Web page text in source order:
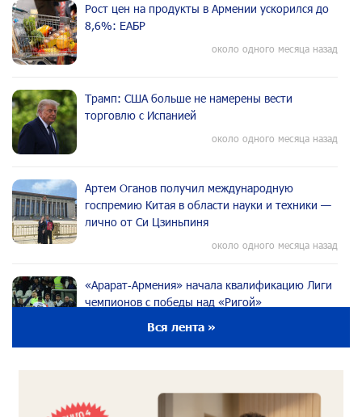
Рост цен на продукты в Армении ускорился до
8,6%: ЕАБР
около одного месяца назад
Трамп: США больше не намерены вести
торговлю с Испанией
около одного месяца назад
Артем Оганов получил международную
госпремию Китая в области науки и техники —
лично от Си Цзиньпиня
около одного месяца назад
«Арарат‑Армения» начала квалификацию Лиги
чемпионов с победы над «Ригой»
около одного месяца назад
Аравийским морем
около одного месяца назад
Вся лента »